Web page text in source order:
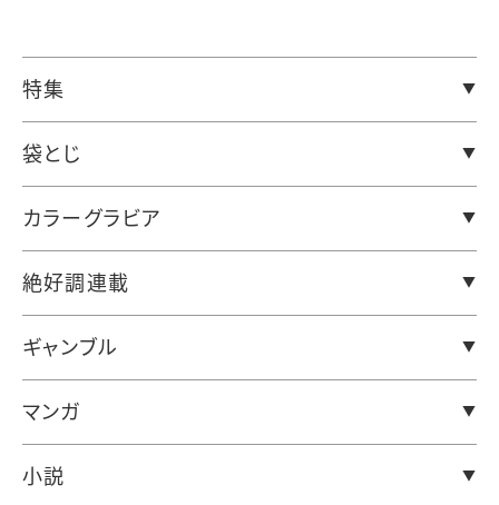
特集
袋とじ
カラーグラビア
絶好調連載
ギャンブル
マンガ
小説